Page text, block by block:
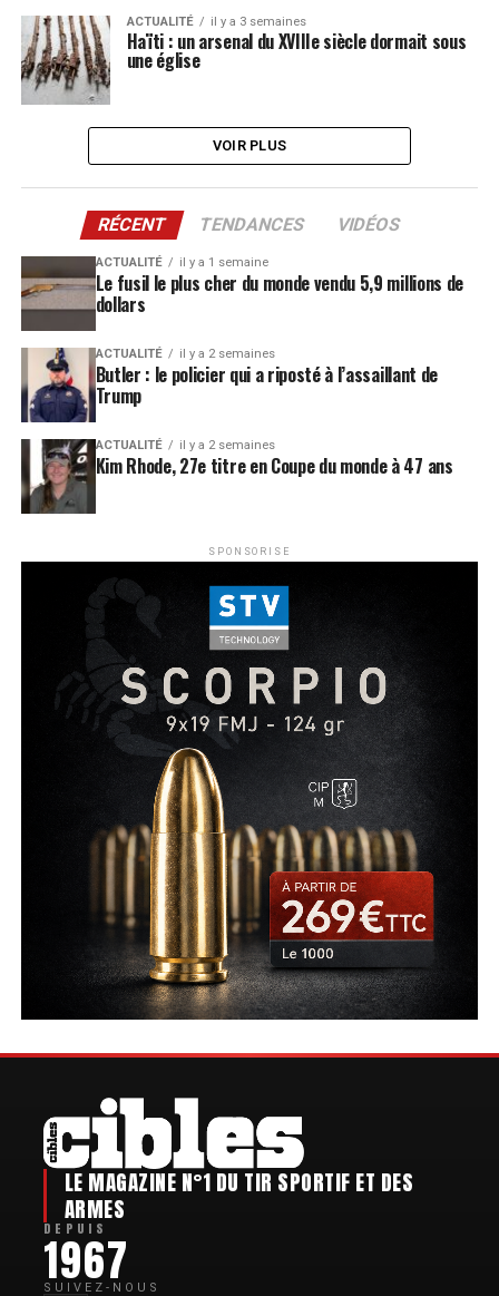
ACTUALITÉ il y a 3 semaines
Haïti : un arsenal du XVIIIe siècle dormait sous
une église
VOIR PLUS
RÉCENT TENDANCES VIDÉOS
ACTUALITÉ il y a 1 semaine
Le fusil le plus cher du monde vendu 5,9 millions de
dollars
ACTUALITÉ il y a 2 semaines
Butler : le policier qui a riposté à l’assaillant de
Trump
ACTUALITÉ il y a 2 semaines
Kim Rhode, 27e titre en Coupe du monde à 47 ans
SPONSORISE
LE MAGAZINE N°1 DU TIR SPORTIF ET DES
ARMES
DEPUIS
1967
SUIVEZ-NOUS